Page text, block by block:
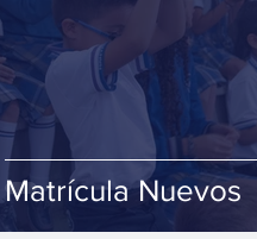
Matrícula Nuevos